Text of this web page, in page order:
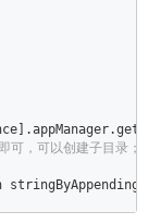
可，可以创建子目录